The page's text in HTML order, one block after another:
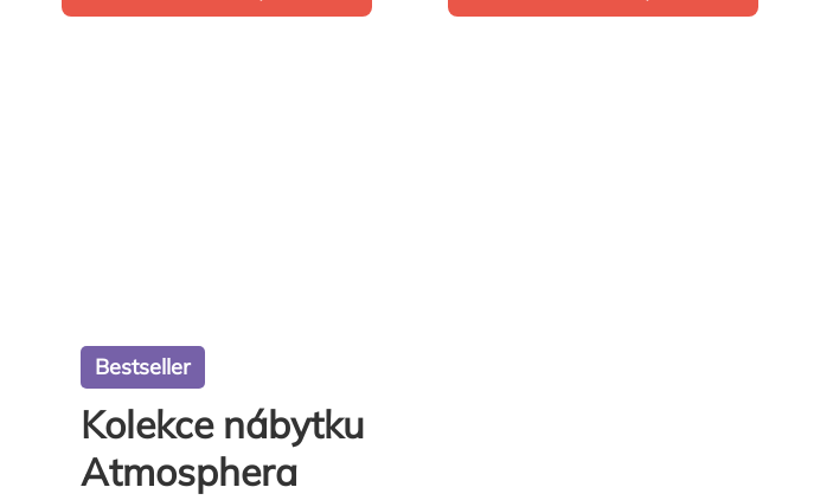
Bestseller
Kolekce nábytku
Atmosphera